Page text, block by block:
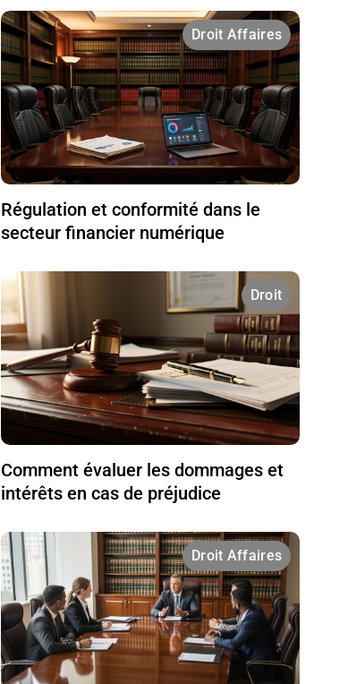
Droit Affaires
Régulation et conformité dans le
secteur financier numérique
Droit
Comment évaluer les dommages et
intérêts en cas de préjudice
Droit Affaires